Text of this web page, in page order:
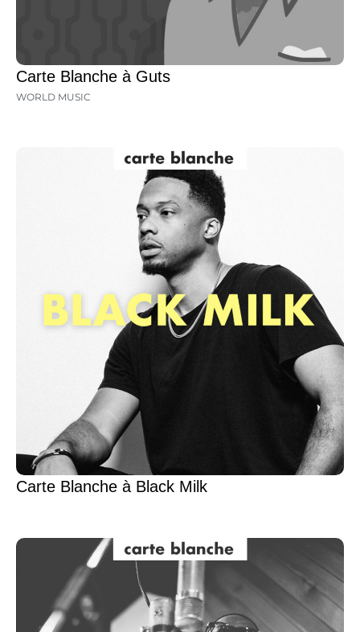
Carte Blanche à Guts
WORLD MUSIC
Carte Blanche à Black Milk